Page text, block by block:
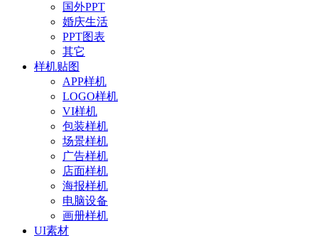
国外PPT
婚庆生活
PPT图表
其它
样机贴图
APP样机
LOGO样机
VI样机
包装样机
场景样机
广告样机
店面样机
海报样机
电脑设备
画册样机
UI素材